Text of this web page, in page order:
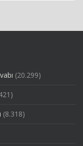
(20.299)
(8.318)